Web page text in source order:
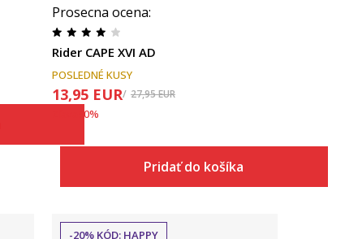
Prosecna ocena:
Rider CAPE XVI AD
POSLEDNÉ KUSY
13,95 EUR 27,95EUR
50%
Pridať do košíka
-20% KÓD: HAPPY